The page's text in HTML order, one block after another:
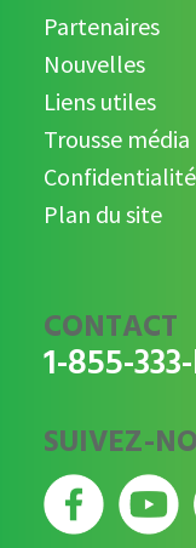
Partenaires
Nouvelles
Liens utiles
Trousse média
Confidentialité
Plan du site
CONTACT
1-855-
SUIVEZ-